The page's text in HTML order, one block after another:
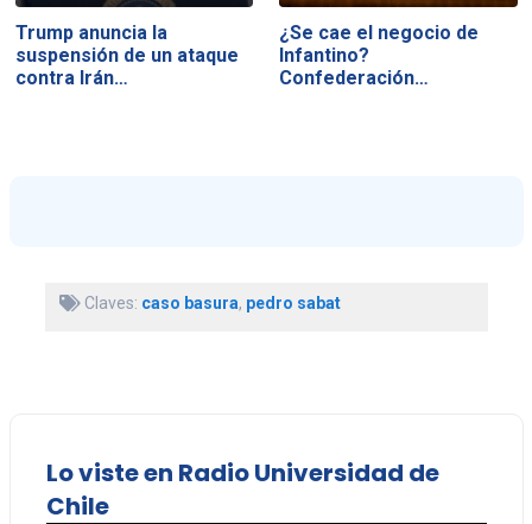
Trump anuncia la
suspensión de un ataque
contra Irán…
¿Se cae el negocio de
Infantino?
Confederación…
Claves: caso basura, pedro sabat
Lo viste en Radio Universidad de
Chile